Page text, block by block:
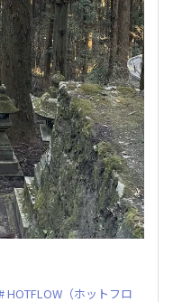
HOTFLOW（ホットフロ